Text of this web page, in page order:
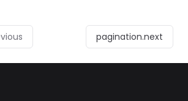
pagination.next